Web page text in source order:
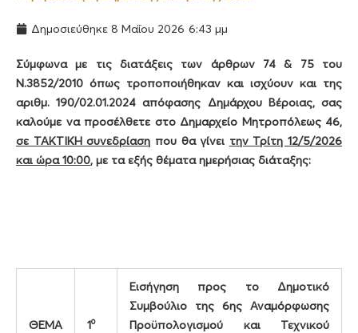
Δημοσιεύθηκε 8 Μαΐου 2026 6:43 μμ
Σύμφωνα με τις διατάξεις των άρθρων 74 & 75 του
Ν.3852/2010 όπως τροποποιήθηκαν και ισχύουν και της
αριθμ. 190/02.01.2024 απόφασης Δημάρχου Βέροιας, σας
καλούμε να προσέλθετε στο Δημαρχείο Μητροπόλεως 46,
σε ΤΑΚΤΙΚΗ συνεδρίαση που θα γίνει την Τρίτη 12/5/2026
και ώρα 10:00, με τα εξής θέματα ημερήσιας διάταξης:
ΘΕΜΑ 1ο
Εισήγηση προς το Δημοτικό
Συμβούλιο της 6ης Αναμόρφωσης
Προϋπολογισμού και Τεχνικού